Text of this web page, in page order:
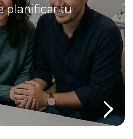
planificar tu